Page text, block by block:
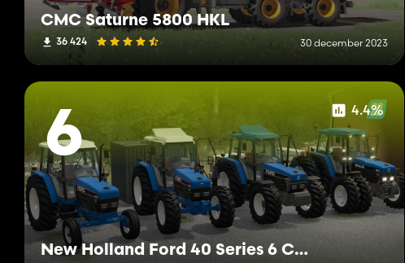
CMC Saturne 5800 HKL
36 424 30 december 2023
6 4.4%
New Holland Ford 40 Series 6 Cylinder Pack